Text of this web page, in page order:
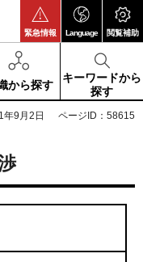
緊急情報 Language 閲覧補助
から探す
キーワードから
探す
年9月2日 ページID：58615